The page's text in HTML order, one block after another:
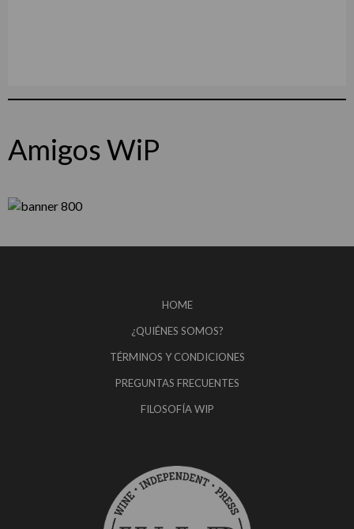
Amigos WiP
HOME
¿QUIÉNES SOMOS?
TÉRMINOS Y CONDICIONES
PREGUNTAS FRECUENTES
FILOSOFÍA WIP